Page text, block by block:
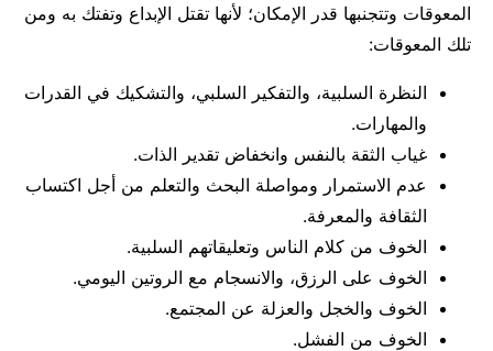
المعوقات وتتجنبها قدر الإمكان؛ لأنها تقتل الإبداع وتفتك به ومن
تلك المعوقات:
النظرة السلبية، والتفكير السلبي، والتشكيك في القدرات
والمهارات.
غياب الثقة بالنفس وانخفاض تقدير الذات.
عدم الاستمرار ومواصلة البحث والتعلم من أجل اكتساب
الثقافة والمعرفة.
الخوف من كلام الناس وتعليقاتهم السلبية.
الخوف على الرزق، والانسجام مع الروتين اليومي.
الخوف والخجل والعزلة عن المجتمع.
الخوف من الفشل.